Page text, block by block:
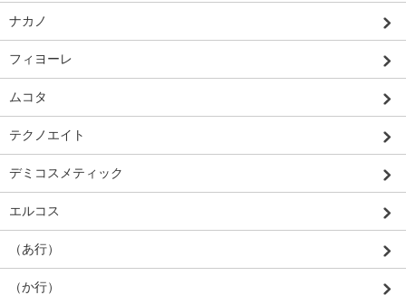
ナカノ
フィヨーレ
ムコタ
テクノエイト
デミコスメティック
エルコス
（あ行）
（か行）